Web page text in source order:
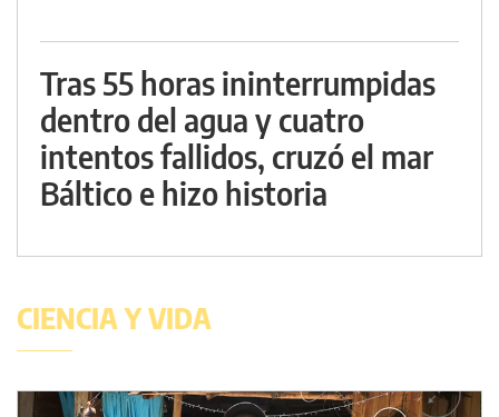
Tras 55 horas ininterrumpidas
dentro del agua y cuatro
intentos fallidos, cruzó el mar
Báltico e hizo historia
CIENCIA Y VIDA